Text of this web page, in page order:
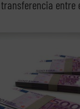
entre